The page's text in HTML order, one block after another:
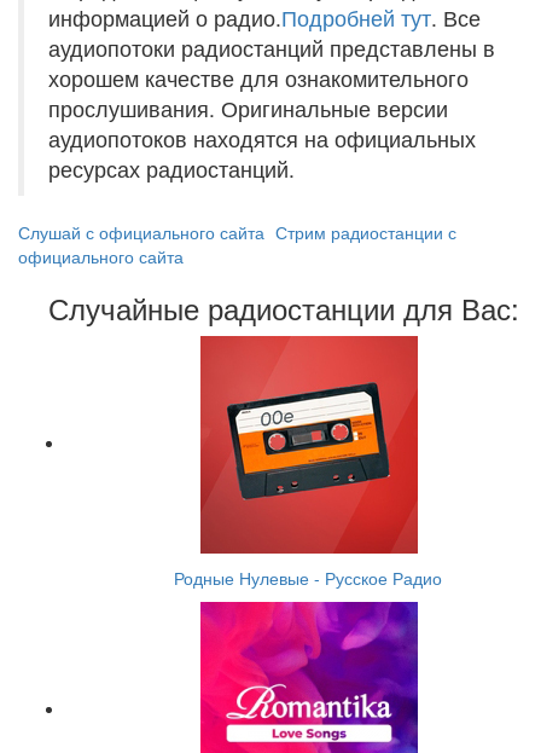
информацией о радио.Подробней тут. Все
аудиопотоки радиостанций представлены в
хорошем качестве для ознакомительного
прослушивания. Оригинальные версии
аудиопотоков находятся на официальных
ресурсах радиостанций.
Слушай с официального сайта Стрим радиостанции с
официального сайта
Случайные радиостанции для Вас:
Родные Нулевые - Русское Радио